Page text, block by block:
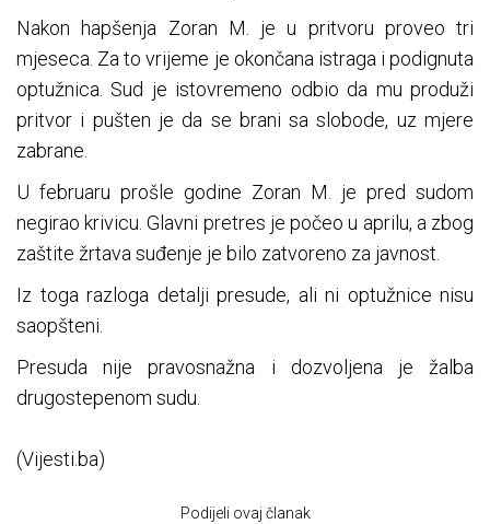
Nakon hapšenja Zoran M. je u pritvoru proveo tri
mjeseca. Za to vrijeme je okončana istraga i podignuta
optužnica. Sud je istovremeno odbio da mu produži
pritvor i pušten je da se brani sa slobode, uz mjere
zabrane.
U februaru prošle godine Zoran M. je pred sudom
negirao krivicu. Glavni pretres je počeo u aprilu, a zbog
zaštite žrtava suđenje je bilo zatvoreno za javnost.
Iz toga razloga detalji presude, ali ni optužnice nisu
saopšteni.
Presuda nije pravosnažna i dozvoljena je žalba
drugostepenom sudu.
(Vijesti.ba)
Podijeli ovaj članak